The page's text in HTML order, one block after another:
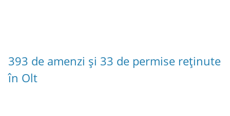
393 de amenzi și 33 de permise reținute
în Olt